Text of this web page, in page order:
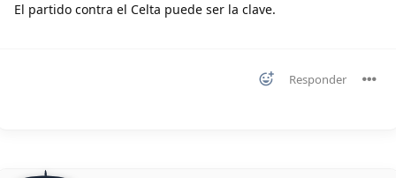
El partido contra el Celta puede ser la clave.
Responder